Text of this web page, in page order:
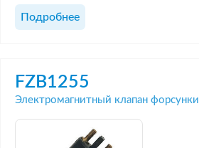
Подробнее
FZB1255
Электромагнитный клапан форсунки